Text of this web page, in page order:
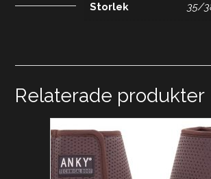
Storlek 35/
Relaterade produkter